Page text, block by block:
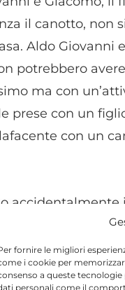
fornire le migliori
i cookie per
a queste
personali come il
il canotto, non
Aldo Giovanni
potrebbero
ma con
prese con un
con un
accidentalmente
ma
abitudini diverse,
piede sbagliato